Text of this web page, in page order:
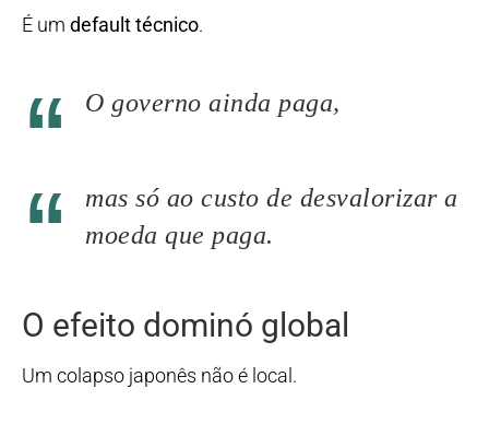
É um default técnico.
O governo ainda paga,
mas só ao custo de desvalorizar a
moeda que paga.
O efeito dominó global
Um colapso japonês não é local.